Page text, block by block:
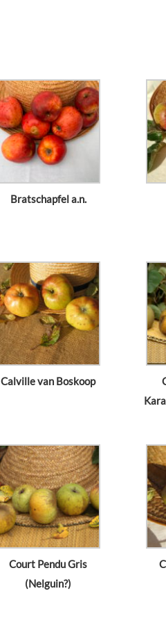
Bratschapfel a.n.
Calville van Boskoop
Court Pendu Gris
(Nelguin?)